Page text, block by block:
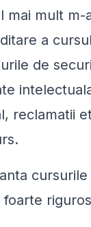
mai mult m-
a
de
reclamatii